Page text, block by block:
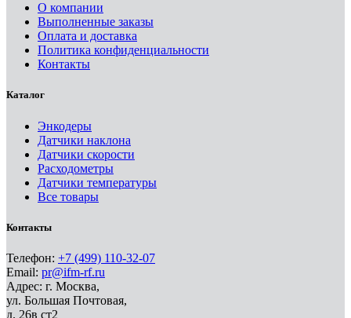
О компании
Выполненные заказы
Оплата и доставка
Политика конфиденциальности
Контакты
Каталог
Энкодеры
Датчики наклона
Датчики скорости
Расходометры
Датчики температуры
Все товары
Контакты
Телефон: +7 (499) 110-32-07
Email: pr@ifm-rf.ru
Адрес: г. Москва,
ул. Большая Почтовая,
д. 26в ст2